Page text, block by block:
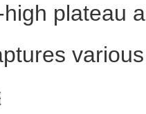
plateau